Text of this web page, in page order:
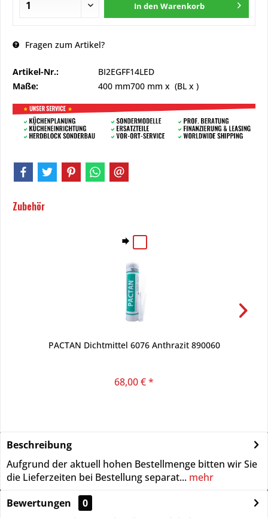
In den Warenkorb
Fragen zum Artikel?
Artikel-Nr.:
BI2EGFF14LED
Maße:
400 mm700 mm x (BL x )
Zubehör
PACTAN Dichtmittel 6076 Anthrazit 890060
68,00 € *
Beschreibung
Aufgrund der aktuell hohen Bestellmenge bitten wir Sie
die Lieferzeiten bei Bestellung separat... mehr
Bewertungen
0